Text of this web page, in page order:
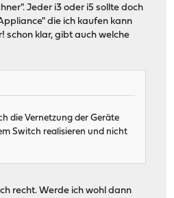
Jeder i3 oder i5 sollte doch
die ich kaufen kann
schon klar, gibt auch welche
die Vernetzung der Geräte
Switch realisieren und nicht
recht. Werde ich wohl dann